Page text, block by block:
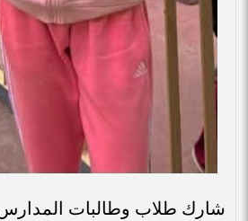
شارك طلاب وطالبات المدارس